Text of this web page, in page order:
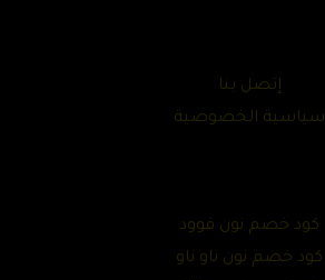
إتصل بنا
سياسية الخصوصية
كود خصم نون فوود
كود خصم نون ناو ناو